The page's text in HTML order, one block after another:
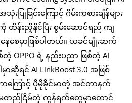
ပြုခြင်းကြောင့် ဂိမ်းကစားချိန်များ
န်းညှိနိုင်ပြီး စွမ်းဆောင်ရည် ကျ
စေမှာဖြစ်ပါတယ်။ ယခင်မျိုးဆက်
OPPO ရဲ့ နည်းပညာ ဖြစ်တဲ့ AI
ာဆိုရင် AI LinkBoost 3.0 အဖြစ်
ကြောင့် ပိုမိုခိုင်မာတဲ့ အင်တာနက်
တည်ငြိမ်တဲ့ ကွန်ရက်တွေမှာတောင်